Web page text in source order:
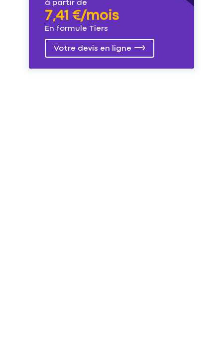
à partir de
7,41 €/mois
En formule Tiers
Votre devis en ligne